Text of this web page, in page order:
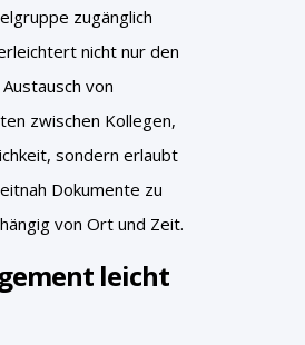
zugänglich
nicht nur den
von
zwischen Kollegen,
sondern erlaubt
Dokumente zu
von Ort und Zeit.
leicht